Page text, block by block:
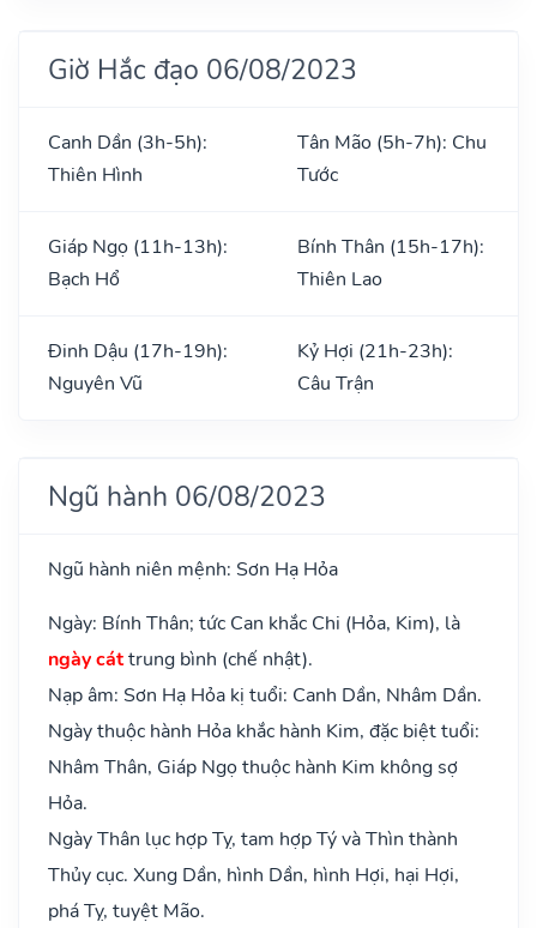
Giờ Hắc đạo 06/08/2023
Canh Dần (3h-5h):
Thiên Hình
Tân Mão (5h-7h): Chu
Tước
Giáp Ngọ (11h-13h):
Bạch Hổ
Bính Thân (15h-17h):
Thiên Lao
Đinh Dậu (17h-19h):
Nguyên Vũ
Kỷ Hợi (21h-23h):
Câu Trận
Ngũ hành 06/08/2023
Ngũ hành niên mệnh: Sơn Hạ Hỏa
Ngày: Bính Thân; tức Can khắc Chi (Hỏa, Kim), là
ngày cáttrung bình (chế nhật).
Nạp âm: Sơn Hạ Hỏa kị tuổi: Canh Dần, Nhâm Dần.
Ngày thuộc hành Hỏa khắc hành Kim, đặc biệt tuổi:
Nhâm Thân, Giáp Ngọ thuộc hành Kim không sợ
Hỏa.
Ngày Thân lục hợp Tỵ, tam hợp Tý và Thìn thành
Thủy cục. Xung Dần, hình Dần, hình Hợi, hại Hợi,
phá Tỵ, tuyệt Mão.